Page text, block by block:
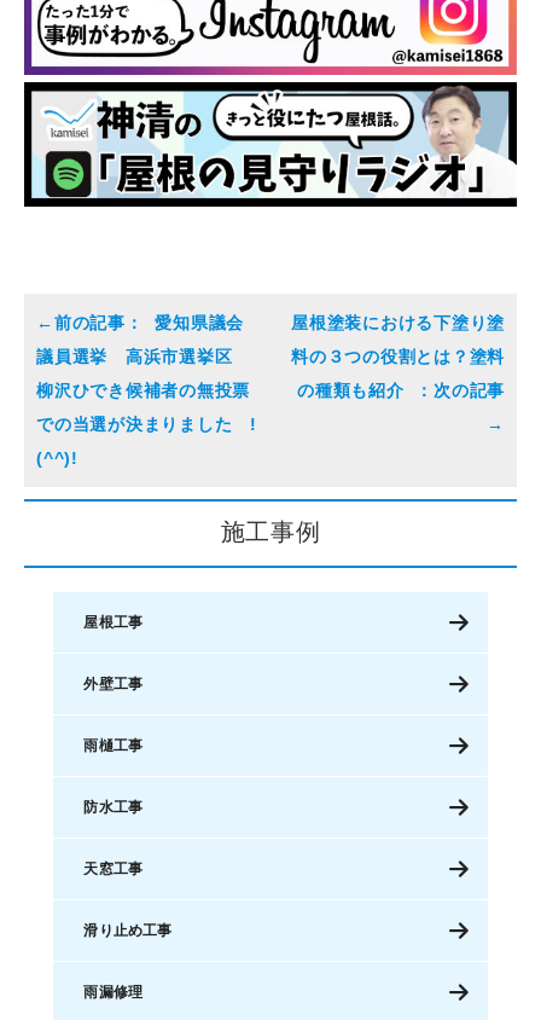
愛知県議会
議員選挙 高浜市選挙区
柳沢ひでき候補者の無投票
での当選が決まりました !
(^^)!
屋根塗装における下塗り塗
料の３つの役割とは？塗料
の種類も紹介
施工事例
屋根工事
外壁工事
雨樋工事
防水工事
天窓工事
滑り止め工事
雨漏修理